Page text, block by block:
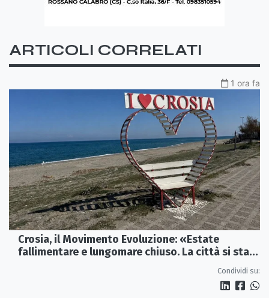
ARTICOLI CORRELATI
1 ora fa
Crosia, il Movimento Evoluzione: «Estate
fallimentare e lungomare chiuso. La città si sta
Condividi su: